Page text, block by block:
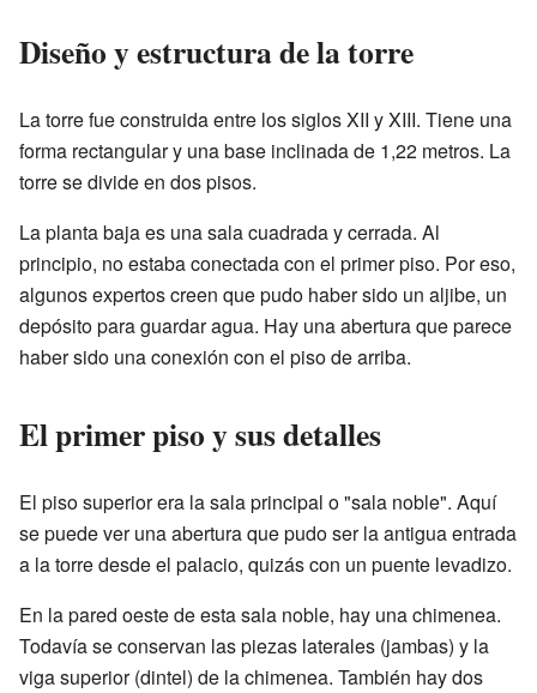
Diseño y estructura de la torre
La torre fue construida entre los siglos XII y XIII. Tiene una
forma rectangular y una base inclinada de 1,22 metros. La
torre se divide en dos pisos.
La planta baja es una sala cuadrada y cerrada. Al
principio, no estaba conectada con el primer piso. Por eso,
algunos expertos creen que pudo haber sido un aljibe, un
depósito para guardar agua. Hay una abertura que parece
haber sido una conexión con el piso de arriba.
El primer piso y sus detalles
El piso superior era la sala principal o "sala noble". Aquí
se puede ver una abertura que pudo ser la antigua entrada
a la torre desde el palacio, quizás con un puente levadizo.
En la pared oeste de esta sala noble, hay una chimenea.
Todavía se conservan las piezas laterales (jambas) y la
viga superior (dintel) de la chimenea. También hay dos